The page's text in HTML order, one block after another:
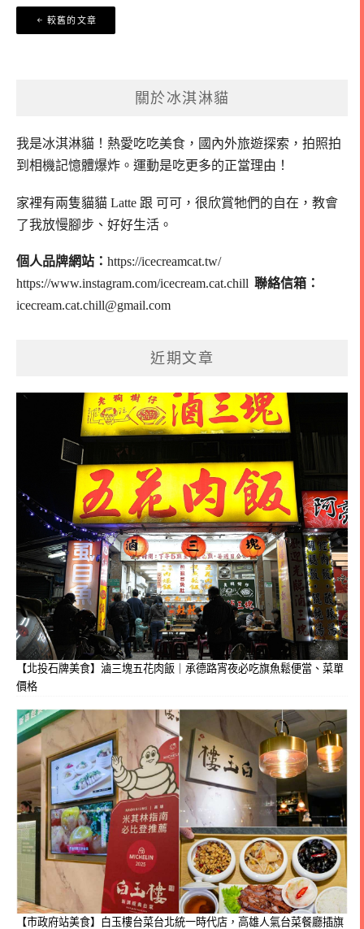
文
章
較舊的文章
關於冰淇淋貓
我是冰淇淋貓！ 熱愛吃吃美食，國內外旅遊探索，拍照拍
到相機記憶體爆炸。 運動是吃更多的正當理由！
家裡有兩隻貓貓 Latte 跟 可可， 很欣賞牠們的自在，教會
了我放慢腳步、好好生活。
個人品牌網站： https://icecreamcat.tw/
https://www.instagram.com/icecream.cat.chill 聯絡信箱：
icecream.cat.chill@gmail.com
近期文章
【北投石牌美食】滷三塊五花肉飯｜承德路宵夜必吃旗魚鬆便當、菜單
價格
【市政府站美食】白玉樓台菜台北統一時代店，高雄人氣台菜餐廳插旗